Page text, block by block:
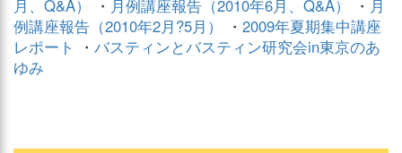
月、Q&A）
・ 月例講座報告（2010年6月、Q&A） ・ 月
例講座報告（2010年2月?5月）
・ 2009年夏期集中講座
レポート
・ バスティンとバスティン研究会in東京のあ
ゆみ